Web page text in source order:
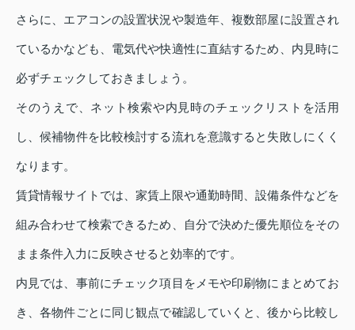
さらに、エアコンの設置状況や製造年、複数部屋に設置され
ているかなども、電気代や快適性に直結するため、内見時に
必ずチェックしておきましょう。
そのうえで、ネット検索や内見時のチェックリストを活用
し、候補物件を比較検討する流れを意識すると失敗しにくく
なります。
賃貸情報サイトでは、家賃上限や通勤時間、設備条件などを
組み合わせて検索できるため、自分で決めた優先順位をその
まま条件入力に反映させると効率的です。
内見では、事前にチェック項目をメモや印刷物にまとめてお
き、各物件ごとに同じ観点で確認していくと、後から比較し